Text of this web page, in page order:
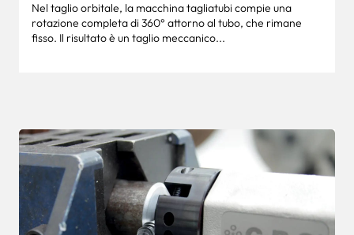
Nel taglio orbitale, la macchina tagliatubi compie una
rotazione completa di 360° attorno al tubo, che rimane
fisso. Il risultato è un taglio meccanico...